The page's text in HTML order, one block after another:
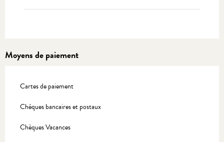
Moyens de paiement
Cartes de paiement
Chèques bancaires et postaux
Chèques Vacances